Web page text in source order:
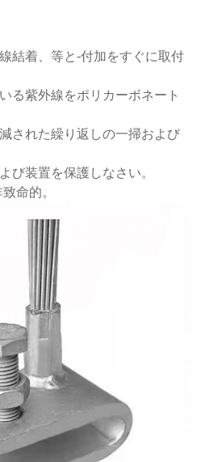
結着、等と-付加をすぐに取付
る紫外線をポリカーボネート
された繰り返しの一掃および
び装置を保護しなさい。
命的。